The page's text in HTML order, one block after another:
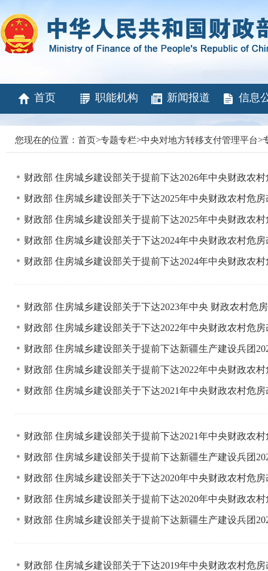
首页 职能机构 新闻报道 信息
您现在的位置： 首页>专题专栏>中央对地方转移支付管理平台>
财政部 住房城乡建设部关于提前下达2026年中央财政农
财政部 住房城乡建设部关于下达2025年中央财政农村危
财政部 住房城乡建设部关于提前下达2025年中央财政农
财政部 住房城乡建设部关于下达2024年中央财政农村危
财政部 住房城乡建设部关于提前下达2024年中央财政农
财政部 住房城乡建设部关于下达2023年中央 财政农村危
财政部 住房城乡建设部关于下达2022年中央财政农村危
财政部 住房城乡建设部关于提前下达新疆生产建设兵团
财政部 住房城乡建设部关于提前下达2022年中央财政农
财政部 住房城乡建设部关于下达2021年中央财政农村危
财政部 住房城乡建设部关于提前下达2021年中央财政农
财政部 住房城乡建设部关于提前下达新疆生产建设兵团
财政部 住房城乡建设部关于下达2020年中央财政农村危
财政部 住房城乡建设部关于提前下达2020年中央财政农
财政部 住房城乡建设部关于提前下达新疆生产建设兵团
财政部 住房城乡建设部关于下达2019年中央财政农村危